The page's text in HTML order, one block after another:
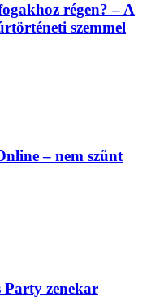
régen? – A
szemmel
– nem szűnt
Party zenekar